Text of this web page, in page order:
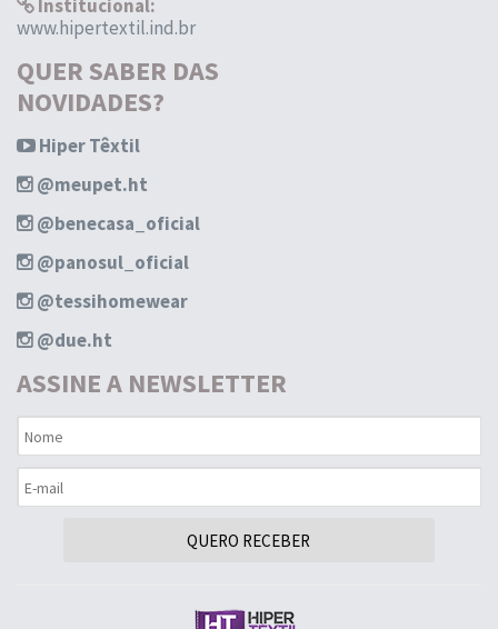
Institucional:
www.hipertextil.ind.br
QUER SABER DAS
NOVIDADES?
Hiper Têxtil
@meupet.ht
@benecasa_oficial
@panosul_oficial
@tessihomewear
@due.ht
ASSINE A NEWSLETTER
QUERO RECEBER